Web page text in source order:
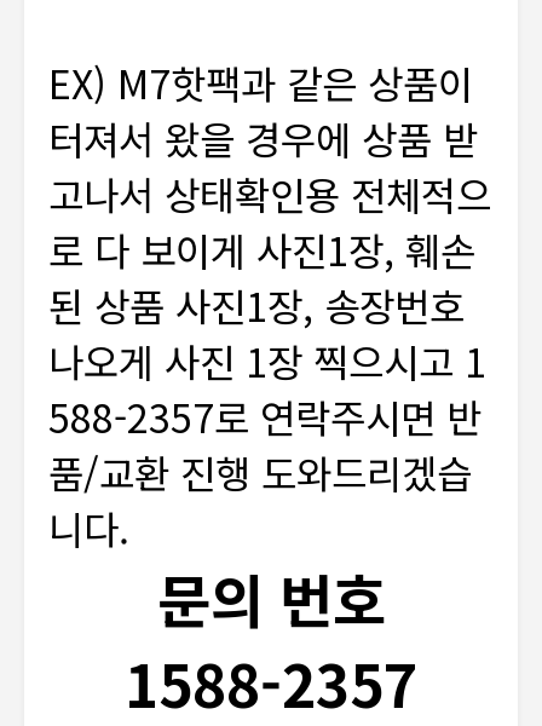
EX) M7핫팩과 같은 상품이
터져서 왔을 경우에 상품 받
고나서 상태확인용 전체적으
로 다 보이게 사진1장, 훼손
된 상품 사진1장, 송장번호
나오게 사진 1장 찍으시고 1
588-2357로 연락주시면 반
품/교환 진행 도와드리겠습
니다.
문의 번호
1588-2357